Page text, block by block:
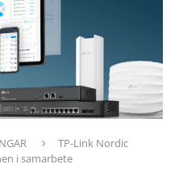
TP-Link Nordic
i samarbete